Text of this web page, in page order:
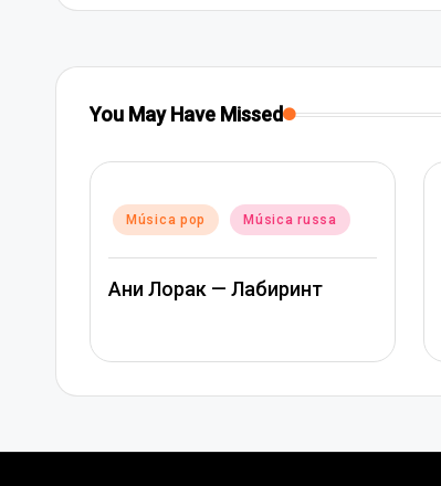
You May Have Missed
Posted
Música pop Música russa
Ани Лорак — Лабиринт